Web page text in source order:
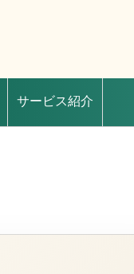
サービス紹介